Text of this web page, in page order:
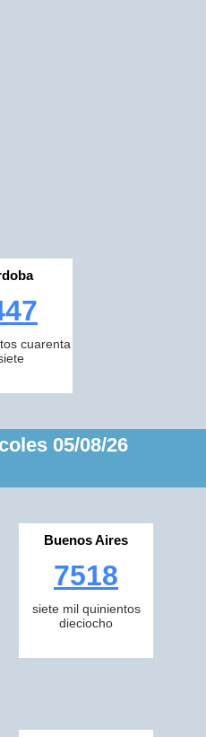
cuarenta
05/08/26
Buenos Aires
7518
siete mil quinientos
dieciocho